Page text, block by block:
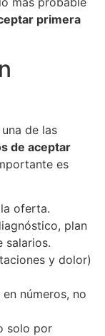
primera
de las
de aceptar
es
oferta.
plan
salarios.
y dolor)
en números, no
solo por